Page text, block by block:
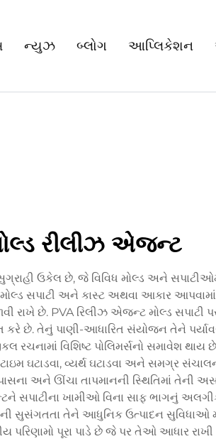
ન્યુઝ બ્લોગ આપ્લિકેશન
રીલીઝ એજન્ટ
ઉકેલ છે, જે વિવિધ મોલ્ડ અને
સપાટી અને કાસ્ટ અથવા આકાર
છે. PVA રિલીઝ એજન્ટ મોલ્ડ સપાટી પર
કરે છે. તેનું પાણી-આધારિત સંયોજન તેને
વિશિષ્ટ પોલિમર્સનો સમાવેશ થાય છે
ઘટાડવા, વ્યર્થ ઘટાડવા અને સમગ્ર સંચાલન
અને ઊંચા તાપમાનની સ્થિતિમાં તેની
સપાટીના ખામીઓ વિના સાફ ભાગનું
સુસંગતતા તેને આધુનિક ઉત્પાદન સુવિધાઓ
પૂરા પાડે છે જે પર તેઓ આધાર